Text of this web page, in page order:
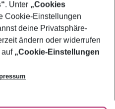
. Unter „Cookies
Cookie-Einstellungen
deine Privatsphäre-
ändern oder widerrufen
auf „Cookie-Einstellungen